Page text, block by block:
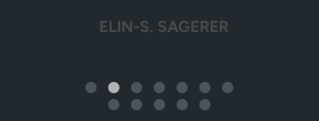
ELIN-S. SAGERER